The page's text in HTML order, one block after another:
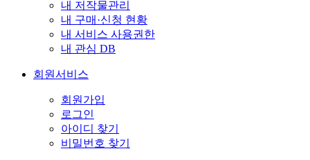
내 저작물관리
내 구매·신청 현황
내 서비스 사용권한
내 관심 DB
회원서비스
회원가입
로그인
아이디 찾기
비밀번호 찾기